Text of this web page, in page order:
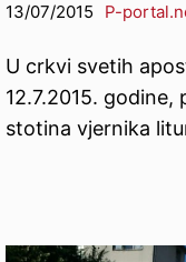
13/07/2015 P-
U crkvi svetih
12.7.2015. godine,
stotina vjernika